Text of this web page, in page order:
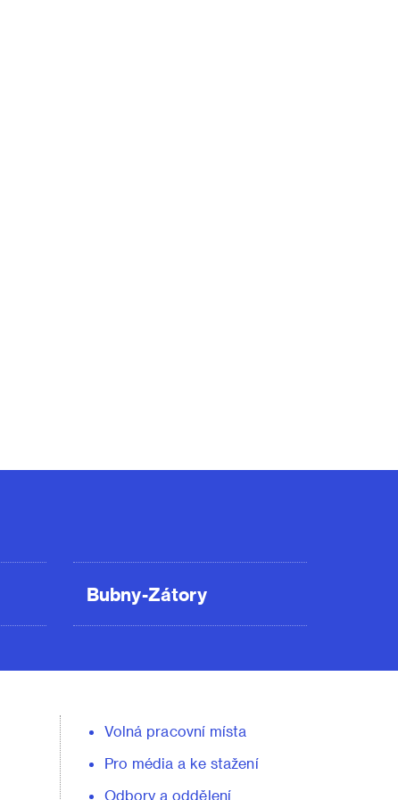
Bubny-Zátory
Volná pracovní místa
Pro média a ke stažení
Odbory a oddělení